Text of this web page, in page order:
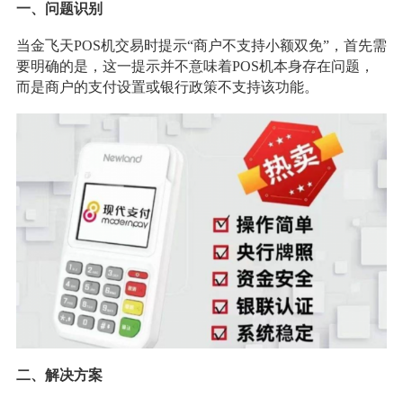
一、问题识别
当金飞天POS机交易时提示“商户不支持小额双免”，首先需
要明确的是，这一提示并不意味着POS机本身存在问题，
而是商户的支付设置或银行政策不支持该功能。
二、解决方案